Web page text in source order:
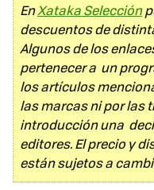
EnXataka Selección
descuentos de
Algunos de los
pertenecer a un
los artículos
las marcas ni por las
introducción una
editores. El precio y
están sujetos a